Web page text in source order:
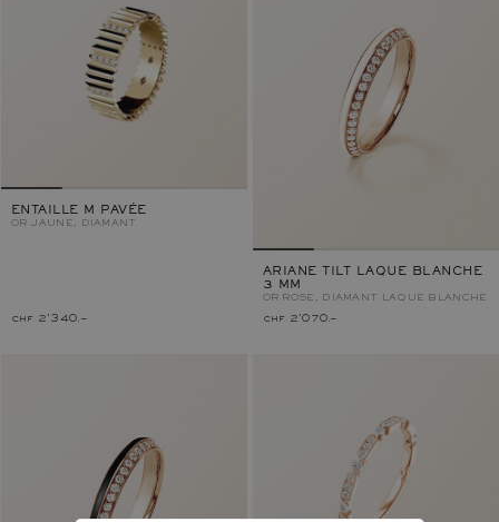
ENTAILLE M PAVÉE
OR JAUNE, DIAMANT
chf 2'340.–
ARIANE TILT LAQUE BLANCHE
3 MM
OR ROSE, DIAMANT LAQUE BLANCHE
chf 2'070.–